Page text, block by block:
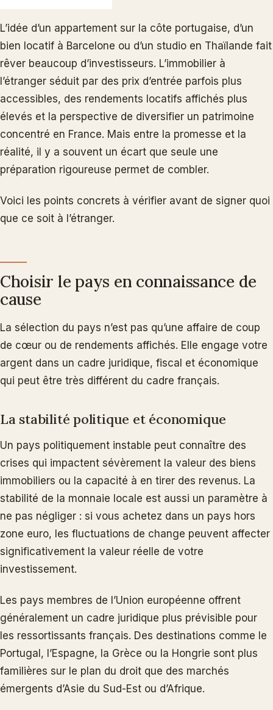
L’idée d’un appartement sur la côte portugaise, d’un
bien locatif à Barcelone ou d’un studio en Thaïlande fait
rêver beaucoup d’investisseurs. L’immobilier à
l’étranger séduit par des prix d’entrée parfois plus
accessibles, des rendements locatifs affichés plus
élevés et la perspective de diversifier un patrimoine
concentré en France. Mais entre la promesse et la
réalité, il y a souvent un écart que seule une
préparation rigoureuse permet de combler.
Voici les points concrets à vérifier avant de signer quoi
que ce soit à l’étranger.
Choisir le pays en connaissance de
cause
La sélection du pays n’est pas qu’une affaire de coup
de cœur ou de rendements affichés. Elle engage votre
argent dans un cadre juridique, fiscal et économique
qui peut être très différent du cadre français.
La stabilité politique et économique
Un pays politiquement instable peut connaître des
crises qui impactent sévèrement la valeur des biens
immobiliers ou la capacité à en tirer des revenus. La
stabilité de la monnaie locale est aussi un paramètre à
ne pas négliger : si vous achetez dans un pays hors
zone euro, les fluctuations de change peuvent affecter
significativement la valeur réelle de votre
investissement.
Les pays membres de l’Union européenne offrent
généralement un cadre juridique plus prévisible pour
les ressortissants français. Des destinations comme le
Portugal, l’Espagne, la Grèce ou la Hongrie sont plus
familières sur le plan du droit que des marchés
émergents d’Asie du Sud-Est ou d’Afrique.